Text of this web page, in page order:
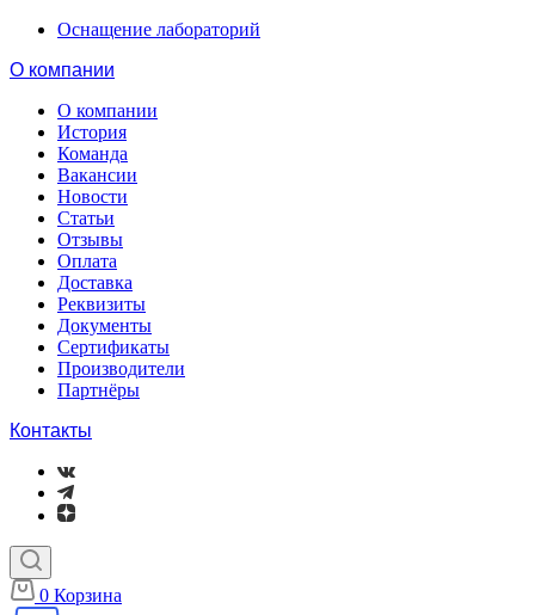
Оснащение лабораторий
О компании
О компании
История
Команда
Вакансии
Новости
Статьи
Отзывы
Оплата
Доставка
Реквизиты
Документы
Сертификаты
Производители
Партнёры
Контакты
0 Корзина